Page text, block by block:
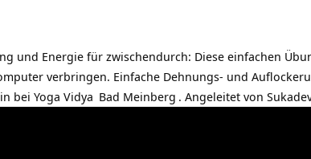
und Energie für zwischendurch: Diese einfachen
verbringen. Einfache Dehnungs- und
bei Yoga Vidya Bad Meinberg . Angeleitet von